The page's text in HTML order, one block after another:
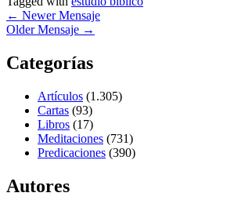
← Newer Mensaje
Older Mensaje →
Categorías
Artículos (1.305)
Cartas (93)
Libros (17)
Meditaciones (731)
Predicaciones (390)
Autores